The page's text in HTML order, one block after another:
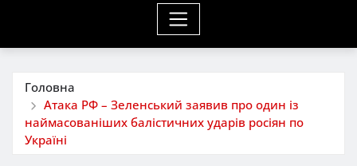
Головна
Атака РФ – Зеленський заявив про один із
наймасованіших балістичних ударів росіян по
Україні